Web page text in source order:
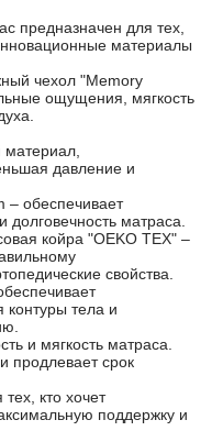
предназначен для тех,
материалы
чехол "Memory
ощущения, мягкость
давление и
– обеспечивает
долговечность матраса.
койра "OEKO TEX" –
свойства.
контуры тела и
и мягкость матраса.
продлевает срок
кто хочет
поддержку и